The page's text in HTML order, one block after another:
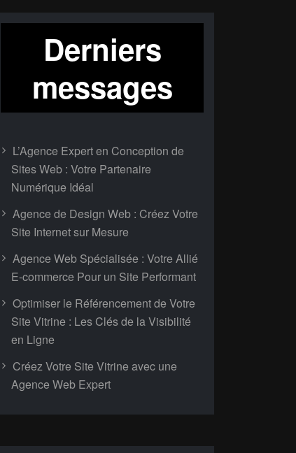
Derniers
messages
L’Agence Expert en Conception de
Sites Web : Votre Partenaire
Numérique Idéal
Agence de Design Web : Créez Votre
Site Internet sur Mesure
Agence Web Spécialisée : Votre Allié
E-commerce Pour un Site Performant
Optimiser le Référencement de Votre
Site Vitrine : Les Clés de la Visibilité
en Ligne
Créez Votre Site Vitrine avec une
Agence Web Expert